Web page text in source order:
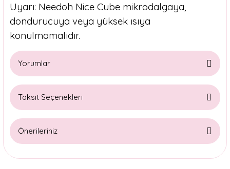
Uyarı: Needoh Nice Cube mikrodalgaya,
dondurucuya veya yüksek ısıya
konulmamalıdır.
Yorumlar
Taksit Seçenekleri
Önerileriniz
Bu ürünün fiyat bilgisi, resim, ürün açıklamalarında ve diğer